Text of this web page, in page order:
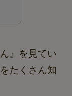
』を見てい
たくさん知